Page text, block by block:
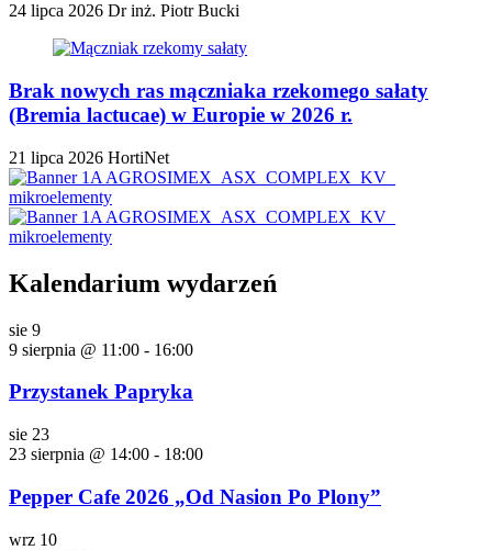
24 lipca 2026 Dr inż. Piotr Bucki
Brak nowych ras mączniaka rzekomego sałaty
(Bremia lactucae) w Europie w 2026 r.
21 lipca 2026 HortiNet
Kalendarium wydarzeń
sie 9
9 sierpnia @ 11:00 - 16:00
Przystanek Papryka
sie 23
23 sierpnia @ 14:00 - 18:00
Pepper Cafe 2026 „Od Nasion Po Plony”
wrz 10